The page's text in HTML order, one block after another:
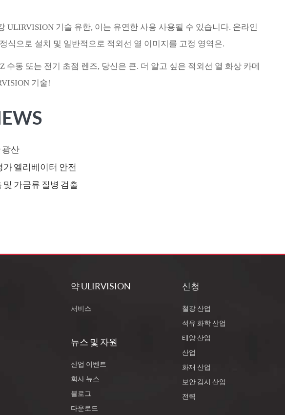
ULIRVISION 기술 유한, 이는 유연한 사용 사용될 수 있습니다. 온라인
식으로 설치 및 일반적으로 적외선 열 이미지를 고정 영역은.
수동 또는 전기 초점 렌즈, 당신은 큰. 더 알고 싶은 적외선 열 화상 카메
기술!
광산
가 엘리베이터 안전
및 가금류 질병 검출
약 ULIRVISION
서비스
뉴스 및 자원
산업 이벤트
회사 뉴스
블로그
다운로드
신청
철강 산업
석유 화학 산업
태양 산업
산업
화재 산업
보안 감시 산업
전력